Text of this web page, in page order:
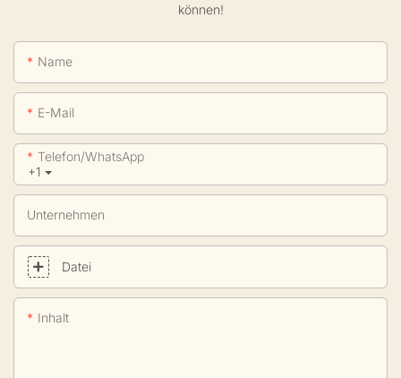
können!
Name
E-Mail
+1
Telefon/WhatsApp
Unternehmen
Datei
Inhalt